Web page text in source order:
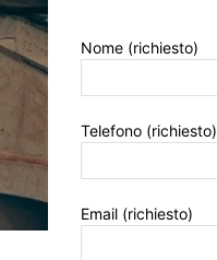
Nome (richiesto)
Telefono (richiesto)
Email (richiesto)